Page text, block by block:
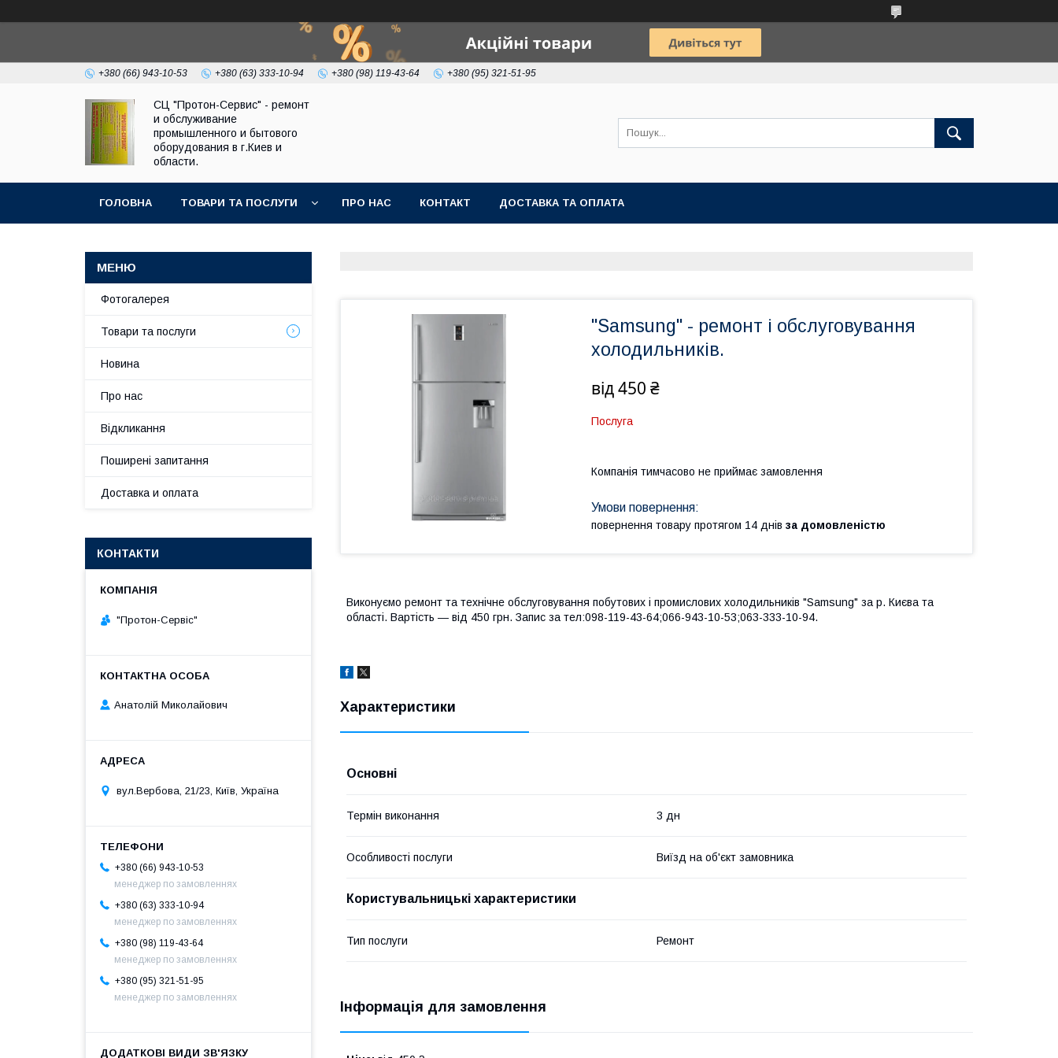
+380 (66) 943-10-53 +380 (63) 333-10-94 +380 (98) 119-43-64 +380 (95) 321-51-95
СЦ "Протон-Сервис" - ремонт
и обслуживание
промышленного и бытового
оборудования в г.Киев и
области.
ГОЛОВНА ТОВАРИ ТА ПОСЛУГИ ПРО НАС КОНТАКТ ДОСТАВКА ТА ОПЛАТА
"Samsung" - ремонт і обслуговування
холодильників.
від450 ₴
Послуга
Компанія тимчасово не приймає замовлення
повернення товару протягом 14 днів за домовленістю
Виконуємо ремонт та технічне обслуговування побутових і промислових холодильників "Samsung" за р. Києва та
області. Вартість ― від 450 грн. Запис за тел:098-119-43-64;066-943-10-53;063-333-10-94.
Характеристики
Основні
Термін виконання 3 дн
Особливості послуги Виїзд на об'єкт замовника
Користувальницькі характеристики
Тип послуги Ремонт
Інформація для замовлення
Фотогалерея
Товари та послуги
Новина
Про нас
Відкликання
Поширені запитання
Доставка и оплата
КОНТАКТИ
"Протон-Сервіс"
Анатолій Миколайович
вул.Вербова, 21/23, Київ, Україна
+380 (66) 943-10-53
менеджер по замовленнях
+380 (63) 333-10-94
менеджер по замовленнях
+380 (98) 119-43-64
менеджер по замовленнях
+380 (95) 321-51-95
менеджер по замовленнях